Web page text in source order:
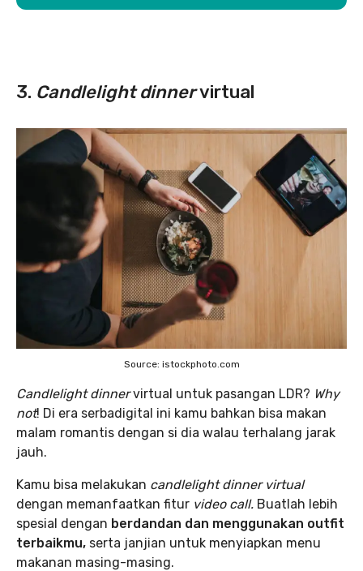
3. Candlelight dinnervirtual
Source: istockphoto.com
Candlelight dinnervirtual untuk pasangan LDR? Why
not! Di era serbadigital ini kamu bahkan bisa makan
malam romantis dengan si dia walau terhalang jarak
jauh.
Kamu bisa melakukan candlelight dinner virtual
dengan memanfaatkan fitur video call. Buatlah lebih
spesial dengan berdandan dan menggunakan outfit
terbaikmu, serta janjian untuk menyiapkan menu
makanan masing-masing.